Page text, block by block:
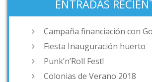
ENTRADAS
Campaña financiación con
Fiesta Inauguración huerto
Punk’n’Roll Fest!
Colonias de Verano 2018